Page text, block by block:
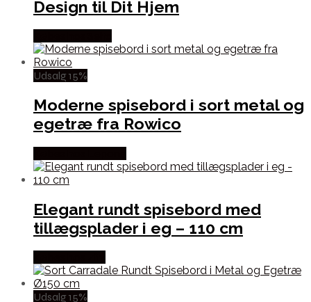
Design til Dit Hjem
Udsalg 15%
Moderne spisebord i sort metal og
egetræ fra Rowico
Elegant rundt spisebord med
tillægsplader i eg – 110 cm
Udsalg 15%